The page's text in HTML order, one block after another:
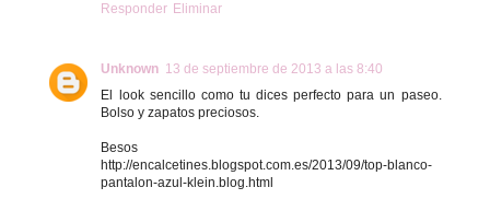
Responder Eliminar
Unknown 13 de septiembre de 2013 a las 8:40
El look sencillo como tu dices perfecto para un paseo.
Bolso y zapatos preciosos.
Besos
http://encalcetines.blogspot.com.es/2013/09/top-blanco-
pantalon-azul-klein.blog.html